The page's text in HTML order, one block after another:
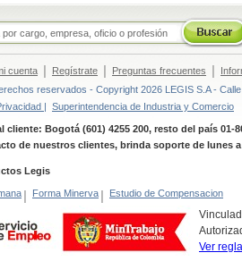
cuenta | Regístrate | Preguntas frecuentes |
reservados - Copyright 2026 LEGIS S.A -
| Superintendencia de Industria y Comercio
cliente: Bogotá (601) 4255 200, resto del país 01-
de nuestros clientes, brinda soporte de lunes
Legis
| Forma Minerva | Estudio de Compensacion
Ver